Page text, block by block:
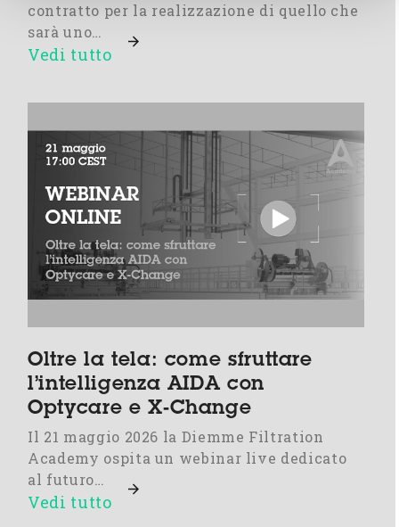
contratto per la realizzazione di quello che
sarà uno…
Vedi tutto
Oltre la tela: come sfruttare
l’intelligenza AIDA con
Optycare e X-Change
Il 21 maggio 2026 la Diemme Filtration
Academy ospita un webinar live dedicato
al futuro…
Vedi tutto